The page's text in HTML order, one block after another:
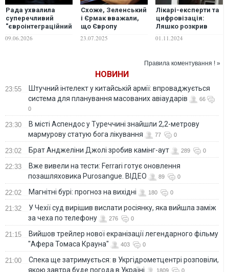
Рада ухвалила
суперечливий
"євроінтеграційний"
судової реформи
09.06.2026
Схоже, Зеленський
і Єрмак вважали,
що Європу
хвилюють і все
Каленюк
23.07.2025
Лікарі-експерти та
цифровізація:
Ляшко розкрив
системи МСЕК
01.11.2024
Правила коментування ! »
НОВИНИ
23:55
Штучний інтелект у китайській армії: впроваджується
система для планування масованих авіаударів
66
0
23:30
В місті Аспендос у Туреччині знайшли 2,2-метрову
мармурову статую бога лікування
77 0
23:02 Брат Анджеліни Джолі зробив камінг-аут 289 0
22:33
Вже вивели на тести: Ferrari готує оновлення
позашляховика Purosangue. ВІДЕО
89 0
22:02 Магнітні бурі: прогноз на вихідні 180 0
21:32
У Чехії суд вирішив вислати росіянку, яка вийшла заміж
за чеха по телефону
276 0
21:15
Вийшов трейлер нової екранізації легендарного фільму
"Афера Томаса Крауна"
403 0
21:00
Спека ще затримується: в Укргідрометцентрі розповіли,
якою завтра буде погода в Україні
1809 0